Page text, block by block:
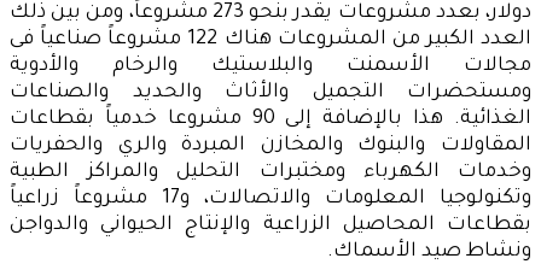
دولار، بعدد مشروعات يقدر بنحو 273 مشروعاً، ومن بين ذلك
العدد الكبير من المشروعات هناك 122 مشروعاً صناعياً فى
مجالات الأسمنت والبلاستيك والرخام والأدوية
ومستحضرات التجميل والأثاث والحديد والصناعات
الغذائية. هذا بالإضافة إلى 90 مشروعا خدمياً بقطاعات
المقاولات والبنوك والمخازن المبردة والري والحفريات
وخدمات الكهرباء ومختبرات التحليل والمراكز الطبية
وتكنولوجيا المعلومات والاتصالات، و17 مشروعاً زراعياً
بقطاعات المحاصيل الزراعية والإنتاج الحيواني والدواجن
ونشاط صيد الأسماك.